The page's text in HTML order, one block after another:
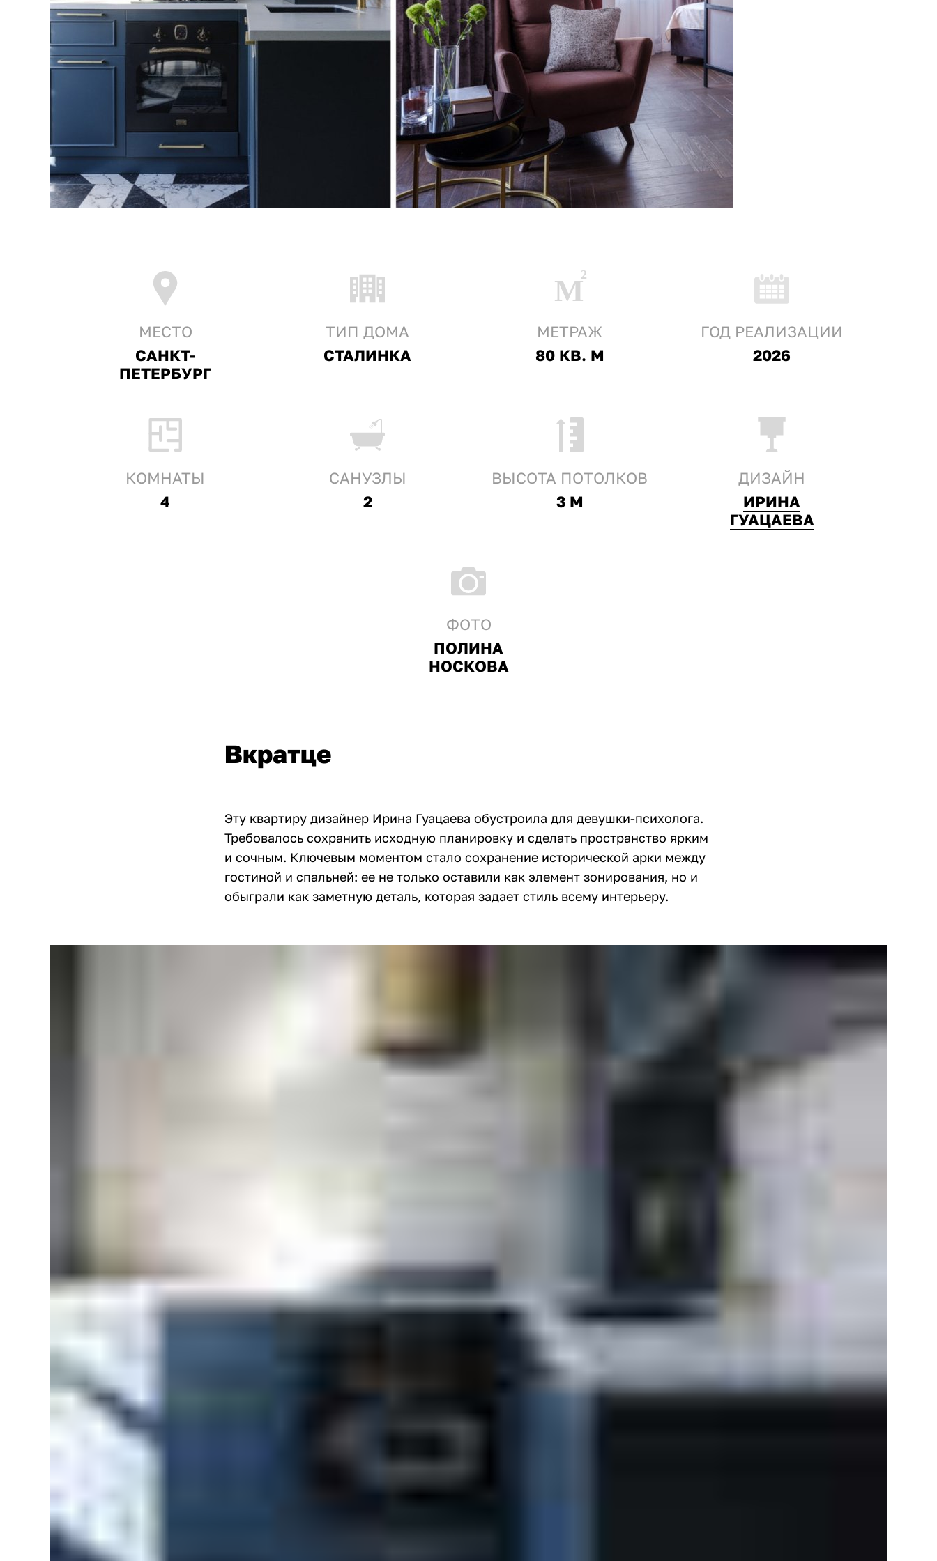
МЕСТО
САНКТ-
ПЕТЕРБУРГ
ТИП ДОМА
СТАЛИНКА
МЕТРАЖ
80 КВ. М
ГОД РЕАЛИЗАЦИИ
2026
КОМНАТЫ
4
CАНУЗЛЫ
2
ВЫСОТА ПОТОЛКОВ
3 М
ДИЗАЙН
ИРИНА
ГУАЦАЕВА
ФОТО
ПОЛИНА
НОСКОВА
Вкратце
Эту квартиру дизайнер Ирина Гуацаева обустроила для девушки-психолога.
Требовалось сохранить исходную планировку и сделать пространство ярким
и сочным. Ключевым моментом стало сохранение исторической арки между
гостиной и спальней: ее не только оставили как элемент зонирования, но и
обыграли как заметную деталь, которая задает стиль всему интерьеру.